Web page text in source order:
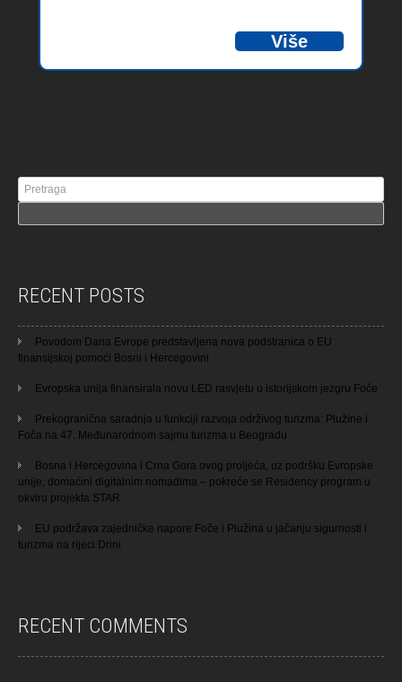
Crne Gore, Srbije, Hrvatske, Slovenije,
Velike Britanije i Francuske takmičilo
se u Udarnoj (Marathon) kategoriji u
Više
RECENT POSTS
Povodom Dana Evrope predstavljena nova podstranica o EU
finansijskoj pomoći Bosni i Hercegovini
Evropska unija finansirala novu LED rasvjetu u istorijskom jezgru Foče
Prekogranična saradnja u funkciji razvoja održivog turizma: Plužine i
Foča na 47. Međunarodnom sajmu turizma u Beogradu
Bosna i Hercegovina i Crna Gora ovog proljeća, uz podršku Evropske
unije, domaćini digitalnim nomadima – pokreće se Residency program u
okviru projekta STAR
EU podržava zajedničke napore Foče i Plužina u jačanju sigurnosti i
turizma na rijeci Drini
RECENT COMMENTS